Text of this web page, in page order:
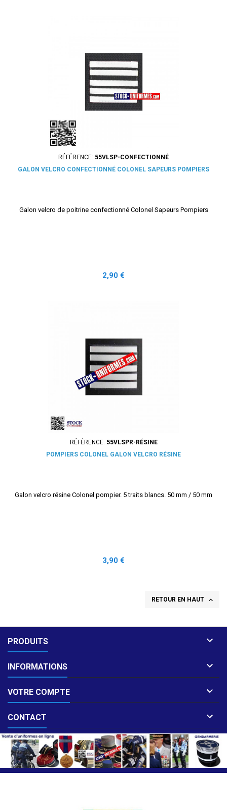
RÉFÉRENCE: 55VLSP-CONFECTIONNÉ
GALON VELCRO CONFECTIONNÉ COLONEL SAPEURS POMPIERS
Galon velcro de poitrine confectionné Colonel Sapeurs Pompiers
Prix
2,90 €
RÉFÉRENCE: 55VLSPR-RÉSINE
POMPIERS COLONEL GALON VELCRO RÉSINE
Galon velcro résine Colonel pompier. 5 traits blancs. 50 mm / 50 mm
Prix
3,90 €
RETOUR EN HAUT 
PRODUITS 
INFORMATIONS 
VOTRE COMPTE 
CONTACT 